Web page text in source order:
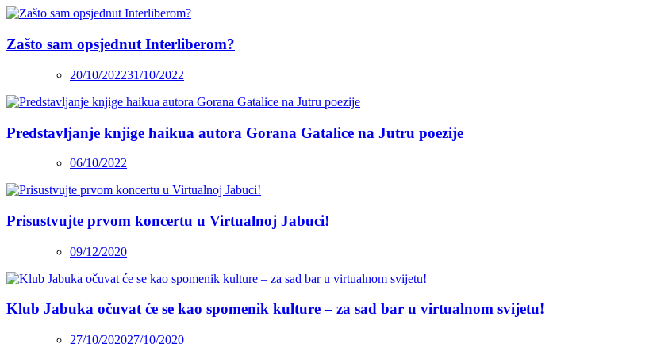
Zašto sam opsjednut Interliberom?
20/10/202231/10/2022
Predstavljanje knjige haikua autora Gorana Gatalice na Jutru poezije
06/10/2022
Prisustvujte prvom koncertu u Virtualnoj Jabuci!
09/12/2020
Klub Jabuka očuvat će se kao spomenik kulture – za sad bar u virtualnom svijetu!
27/10/202027/10/2020